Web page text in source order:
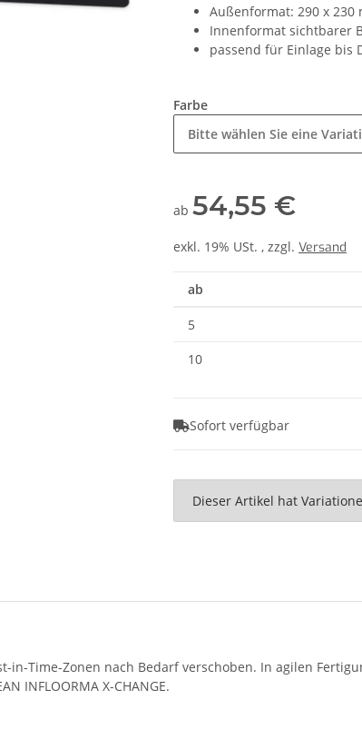
Außenformat: 290 x 230
Innenformat sichtbarer
passend für Einlage bis
Farbe
Bitte wählen Sie eine
ab 54,55 €
exkl. 19% USt. , zzgl. Versand
ab
5
10
Sofort verfügbar
x
Dieser Artikel hat
Time-Zonen nach Bedarf verschoben. In agilen
INFLOORMA X-CHANGE.